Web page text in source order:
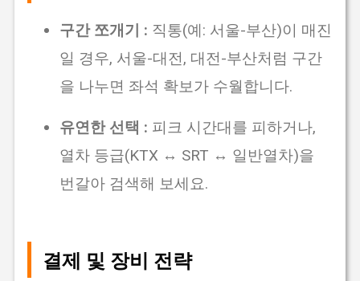
구간 쪼개기 : 직통(예: 서울-부산)이 매진
일 경우, 서울-대전, 대전-부산처럼 구간
을 나누면 좌석 확보가 수월합니다.
유연한 선택 : 피크 시간대를 피하거나,
열차 등급(KTX ↔ SRT ↔ 일반열차)을
번갈아 검색해 보세요.
결제 및 장비 전략